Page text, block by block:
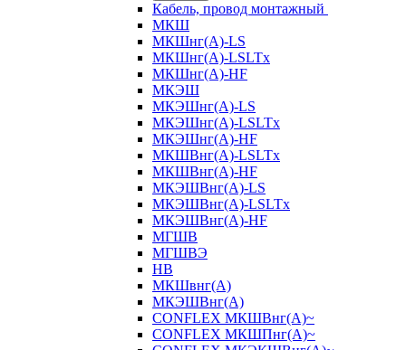
Кабель, провод монтажный
МКШ
МКШнг(А)-LS
МКШнг(А)-LSLTx
МКШнг(А)-HF
МКЭШ
МКЭШнг(А)-LS
МКЭШнг(А)-LSLTx
МКЭШнг(А)-HF
МКШВнг(A)-LSLTx
МКШВнг(А)-HF
МКЭШВнг(А)-LS
МКЭШВнг(A)-LSLTx
МКЭШВнг(А)-HF
МГШВ
МГШВЭ
НВ
МКШвнг(А)
МКЭШВнг(А)
CONFLEX МКШВнг(А)~
CONFLEX МКШПнг(А)~